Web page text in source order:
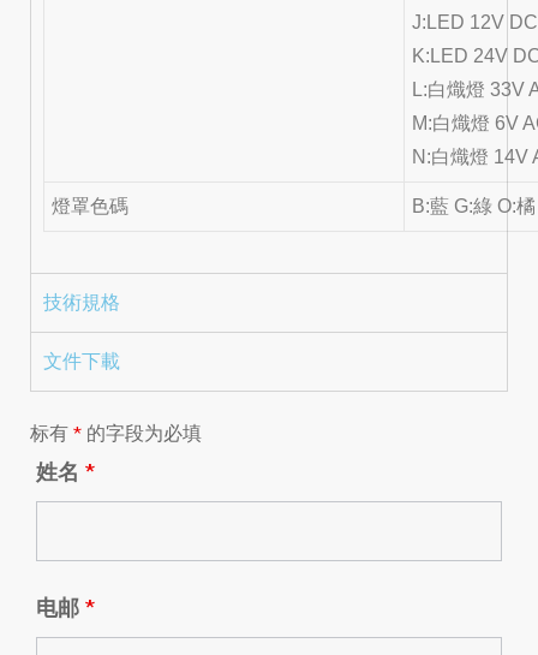
J:LED 12V DC
K:LED 24V
L:白熾燈 33V
M:白熾燈 6V
N:白熾燈 14V
燈罩色碼 B:藍 G:綠 O:
技術規格
文件下載
标有 * 的字段为必填
姓名 *
电邮 *